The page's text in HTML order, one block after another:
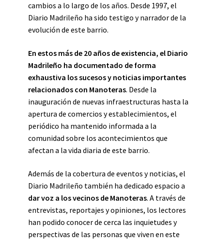
cambios a lo largo de los años. Desde 1997, el
Diario Madrileño ha sido testigo y narrador de la
evolución de este barrio.
En estos más de 20 años de existencia, el Diario
Madrileño ha documentado de forma
exhaustiva los sucesos y noticias importantes
relacionados con Manoteras. Desde la
inauguración de nuevas infraestructuras hasta la
apertura de comercios y establecimientos, el
periódico ha mantenido informada a la
comunidad sobre los acontecimientos que
afectan a la vida diaria de este barrio.
Además de la cobertura de eventos y noticias, el
Diario Madrileño también ha dedicado espacio a
dar voz a los vecinos de Manoteras. A través de
entrevistas, reportajes y opiniones, los lectores
han podido conocer de cerca las inquietudes y
perspectivas de las personas que viven en este